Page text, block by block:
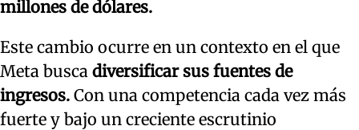
millones de dólares.
Este cambio ocurre en un contexto en el que
Meta busca diversificar sus fuentes de
ingresos. Con una competencia cada vez más
fuerte y bajo un creciente escrutinio